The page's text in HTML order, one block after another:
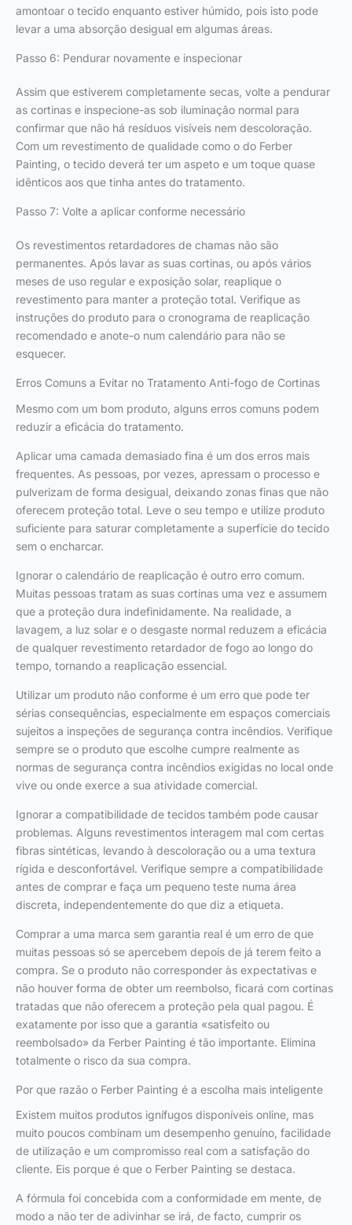
amontoar o tecido enquanto estiver húmido, pois isto pode
levar a uma absorção desigual em algumas áreas.
Passo 6: Pendurar novamente e inspecionar
Assim que estiverem completamente secas, volte a pendurar
as cortinas e inspecione-as sob iluminação normal para
confirmar que não há resíduos visíveis nem descoloração.
Com um revestimento de qualidade como o do Ferber
Painting, o tecido deverá ter um aspeto e um toque quase
idênticos aos que tinha antes do tratamento.
Passo 7: Volte a aplicar conforme necessário
Os revestimentos retardadores de chamas não são
permanentes. Após lavar as suas cortinas, ou após vários
meses de uso regular e exposição solar, reaplique o
revestimento para manter a proteção total. Verifique as
instruções do produto para o cronograma de reaplicação
recomendado e anote-o num calendário para não se
esquecer.
Erros Comuns a Evitar no Tratamento Anti-fogo de Cortinas
Mesmo com um bom produto, alguns erros comuns podem
reduzir a eficácia do tratamento.
Aplicar uma camada demasiado fina é um dos erros mais
frequentes. As pessoas, por vezes, apressam o processo e
pulverizam de forma desigual, deixando zonas finas que não
oferecem proteção total. Leve o seu tempo e utilize produto
suficiente para saturar completamente a superfície do tecido
sem o encharcar.
Ignorar o calendário de reaplicação é outro erro comum.
Muitas pessoas tratam as suas cortinas uma vez e assumem
que a proteção dura indefinidamente. Na realidade, a
lavagem, a luz solar e o desgaste normal reduzem a eficácia
de qualquer revestimento retardador de fogo ao longo do
tempo, tornando a reaplicação essencial.
Utilizar um produto não conforme é um erro que pode ter
sérias consequências, especialmente em espaços comerciais
sujeitos a inspeções de segurança contra incêndios. Verifique
sempre se o produto que escolhe cumpre realmente as
normas de segurança contra incêndios exigidas no local onde
vive ou onde exerce a sua atividade comercial.
Ignorar a compatibilidade de tecidos também pode causar
problemas. Alguns revestimentos interagem mal com certas
fibras sintéticas, levando à descoloração ou a uma textura
rígida e desconfortável. Verifique sempre a compatibilidade
antes de comprar e faça um pequeno teste numa área
discreta, independentemente do que diz a etiqueta.
Comprar a uma marca sem garantia real é um erro de que
muitas pessoas só se apercebem depois de já terem feito a
compra. Se o produto não corresponder às expectativas e
não houver forma de obter um reembolso, ficará com cortinas
tratadas que não oferecem a proteção pela qual pagou. É
exatamente por isso que a garantia «satisfeito ou
reembolsado» da Ferber Painting é tão importante. Elimina
totalmente o risco da sua compra.
Por que razão o Ferber Painting é a escolha mais inteligente
Existem muitos produtos ignífugos disponíveis online, mas
muito poucos combinam um desempenho genuíno, facilidade
de utilização e um compromisso real com a satisfação do
cliente. Eis porque é que o Ferber Painting se destaca.
A fórmula foi concebida com a conformidade em mente, de
modo a não ter de adivinhar se irá, de facto, cumprir os